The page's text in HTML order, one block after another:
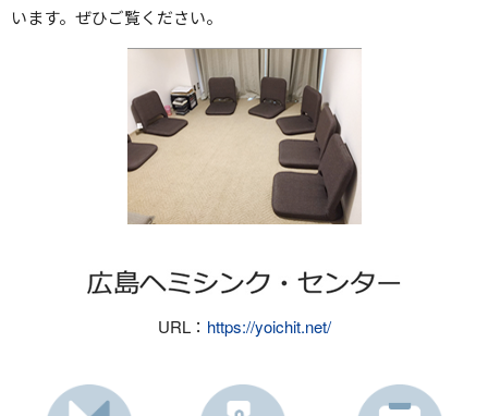
います。ぜひご覧ください。
URL： https://yoichit.net/